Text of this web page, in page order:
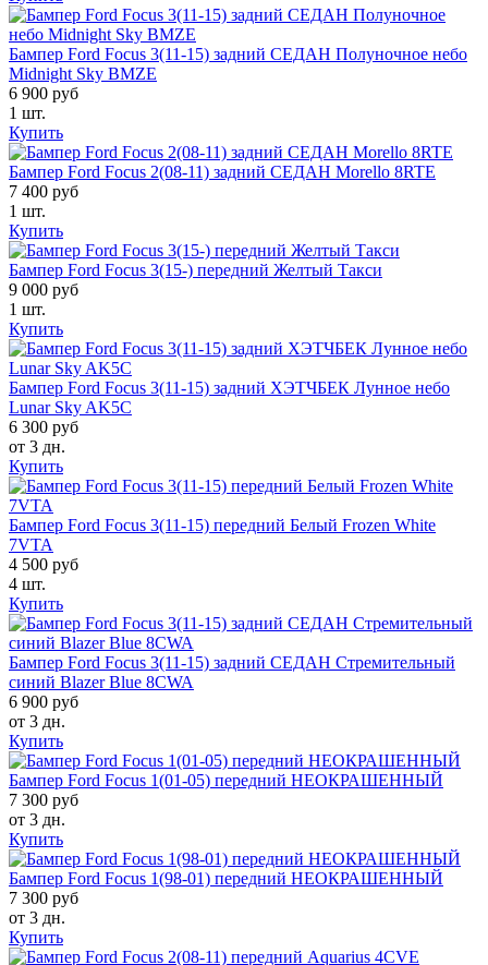
Бампер Ford Focus 3(11-15) задний СЕДАН Полуночное небо
Midnight Sky BMZE
6 900 руб
1 шт.
Купить
Бампер Ford Focus 2(08-11) задний СЕДАН Morello 8RTE
7 400 руб
1 шт.
Купить
Бампер Ford Focus 3(15-) передний Желтый Такси
9 000 руб
1 шт.
Купить
Бампер Ford Focus 3(11-15) задний ХЭТЧБЕК Лунное небо
Lunar Sky AK5C
6 300 руб
от 3 дн.
Купить
Бампер Ford Focus 3(11-15) передний Белый Frozen White
7VTA
4 500 руб
4 шт.
Купить
Бампер Ford Focus 3(11-15) задний СЕДАН Стремительный
синий Blazer Blue 8CWA
6 900 руб
от 3 дн.
Купить
Бампер Ford Focus 1(01-05) передний НЕОКРАШЕННЫЙ
7 300 руб
от 3 дн.
Купить
Бампер Ford Focus 1(98-01) передний НЕОКРАШЕННЫЙ
7 300 руб
от 3 дн.
Купить